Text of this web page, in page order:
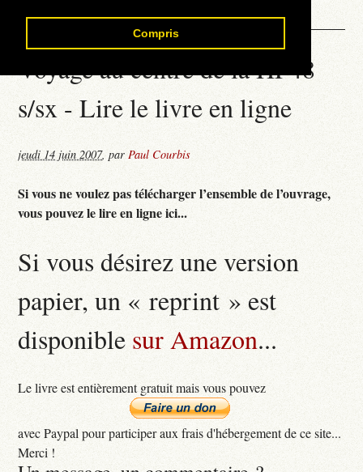
Compris
Contact
Voyage au centre de la HP48
s/sx - Lire le livre en ligne
jeudi 14 juin 2007,parPaul Courbis
Si vous ne voulez pas télécharger l’ensemble de l’ouvrage,
vous pouvez le lire en ligne ici...
Si vous désirez une version
papier, un « reprint » est
disponible sur Amazon...
Le livre est entièrement gratuit mais vous pouvez
avec Paypal pour participer aux frais d'hébergement de ce site...
Merci !